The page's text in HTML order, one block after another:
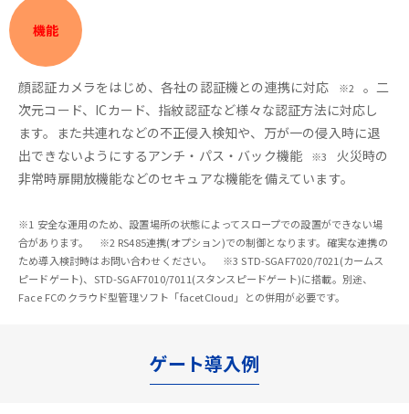
機能
顔認証カメラをはじめ、各社の認証機との連携に対応 ※2
。二
次元コード、ICカード、指紋認証など様々な認証方法に対応し
ます。また共連れなどの不正侵入検知や、万が一の侵入時に退
出できないようにするアンチ・パス・バック機能
※3
火災時の
非常時扉開放機能などのセキュアな機能を備えています。
※1 安全な運用のため、設置場所の状態によってスロープでの設置ができない場
合があります。 ※2 RS485連携(オプション)での制御となります。確実な連携の
ため導入検討時はお問い合わせください。 ※3 STD-SGAF7020/7021(カームス
ピードゲート)、STD-SGAF7010/7011(スタンスピードゲート)に搭載。別途、
Face FCのクラウド型管理ソフト「facetCloud」との併用が必要です。
ゲート導入例